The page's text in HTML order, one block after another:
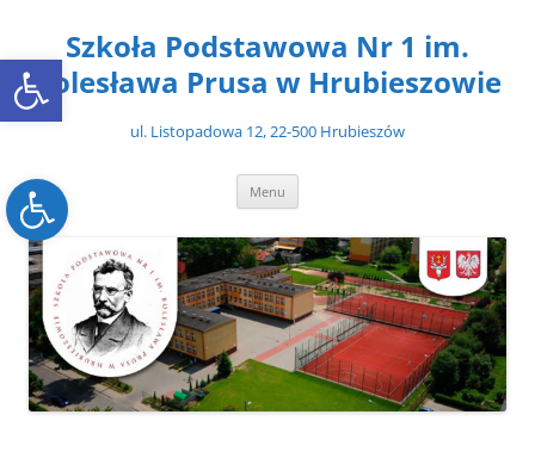
Open toolbar
Open toolbar
treściSzkoła Podstawowa Nr 1 im.
Bolesława Prusa w Hrubieszowie
ul. Listopadowa 12, 22-500 Hrubieszów
Menu